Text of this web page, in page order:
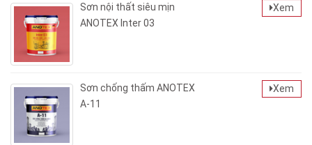
Sơn nội thất siêu mịn
ANOTEX Inter 03
Xem
Sơn chống thấm ANOTEX
A-11
Xem